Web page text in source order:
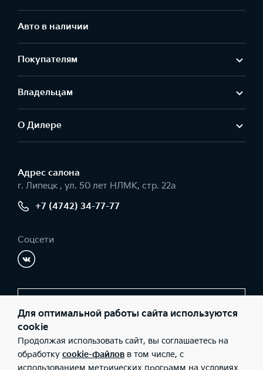
Авто в наличии
Покупателям
Владельцам
О Дилере
Адрес салонa
г. Липецк , ул. 50 лет НЛМК, стр. 22а
+7 (4742) 34-77-77
Соцсети
© 2026 Юридические лица ООО «Ринг С» (Фактический адрес: г.
Липецк , ул. 50 лет НЛМК, стр. 22а; Телефон: +7 (4742) 34-77-77;
Для оптимальной работы сайта используются
cookie
Продолжая использовать сайт, вы соглашаетесь на
обработку cookie-файлов в том числе, с
использованием метрических программ на условиях